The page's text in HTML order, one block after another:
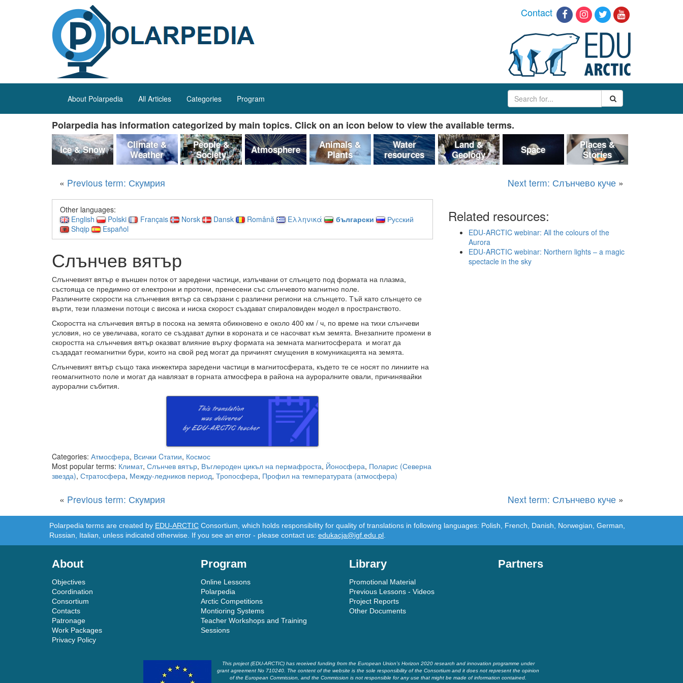
Contact
About Polarpedia All Articles Categories Program
Polarpedia has information categorized by main topics. Click on an icon below to view the available terms.
Ice & Snow
Climate &
Weather
People &
Society
Atmosphere
Animals &
Plants
Water
resources
Land &
Geology
Space
Places &
Stories
« Previous term: Скумрия Next term: Слънчево куче »
Other languages:
English
Polski Français Norsk Dansk Română Ελληνικά български
Русский
Shqip
Español
Слънчев вятър
Слънчевият вятър е външен поток от заредени частици, излъчвани от слънцето под формата на плазма,
състояща се предимно от електрони и протони, пренесени със слънчевото магнитно поле.
Различните скорости на слънчевия вятър са свързани с различни региони на слънцето. Тъй като слънцето се
върти, тези плазмени потоци с висока и ниска скорост създават спираловиден модел в пространството.
Скоростта на слънчевия вятър в посока на земята обикновено е около 400 км / ч, по време на тихи слънчеви
условия, но се увеличава, когато се създават дупки в короната и се насочват към земята. Внезапните промени в
скоростта на слънчевия вятър оказват влияние върху формата на земната магнитосферата и могат да
създадат геомагнитни бури, които на свой ред могат да причинят смущения в комуникацията на земята.
Слънчевият вятър също така инжектира заредени частици в магнитосферата, където те се носят по линиите на
геомагнитното поле и могат да навлязат в горната атмосфера в района на ауроралните овали, причинявайки
аурорални събития.
Categories: Атмосфера, Всички Cтатии, Космос
Most popular terms: Климат, Слънчев вятър, Въглероден цикъл на пермафроста, Йоносфера, Поларис (Северна
звезда), Стратосфера, Между-ледников период, Тропосфера, Профил на температурата (атмосфера)
Related resources:
EDU-ARCTIC webinar: All the colours of the
Aurora
EDU-ARCTIC webinar: Northern lights – a magic
spectacle in the sky
« Previous term: Скумрия Next term: Слънчево куче »
Polarpedia terms are created by EDU-ARCTIC Consortium, which holds responsibility for quality of translations in following languages: Polish, French, Danish, Norwegian, German,
Russian, Italian, unless indicated otherwise. If you see an error - please contact us: edukacja@igf.edu.pl
About
Objectives
Coordination
Consortium
Contacts
Patronage
Work Packages
Privacy Policy
Program
Online Lessons
Polarpedia
Arctic Competitions
Montioring Systems
Teacher Workshops and Training
Sessions
Library
Promotional Material
Previous Lessons - Videos
Project Reports
Other Documents
Partners
This project (EDU-ARCTIC) has received funding from the European Union’s Horizon 2020 research and innovation programme under
grant agreement No 710240. The content of the website is the sole responsibility of the Consortium and it does not represent the opinion
of the European Commission, and the Commission is not responsible for any use that might be made of information contained.